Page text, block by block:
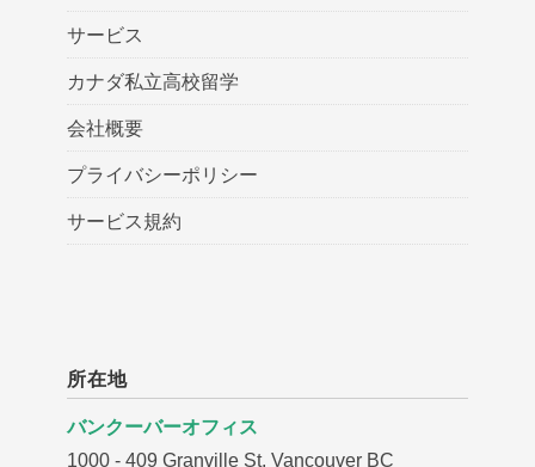
サービス
カナダ私立高校留学
会社概要
プライバシーポリシー
サービス規約
所在地
バンクーバーオフィス
1000 - 409 Granville St, Vancouver BC